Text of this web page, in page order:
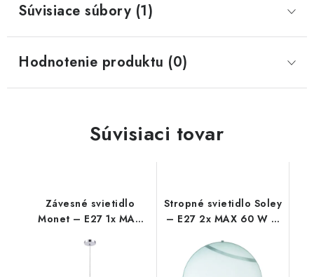
Súvisiace súbory (1)
Hodnotenie produktu (0)
Súvisiaci tovar
Závesné svietidlo
Monet – E27 1x MAX
Stropné svietidlo Soley
– E27 2x MAX 60 W –